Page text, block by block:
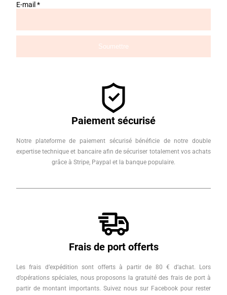
E-mail *
Paiement sécurisé
Notre plateforme de paiement sécurisé bénéficie de notre double
expertise technique et bancaire afin de sécuriser totalement vos achats
grâce à Stripe, Paypal et la banque populaire.
Frais de port offerts
Les frais d’expédition sont offerts à partir de 80 € d’achat. Lors
d’opérations spéciales, nous proposons la gratuité des frais de port à
partir de montant importants. Suivez nous sur Facebook pour rester